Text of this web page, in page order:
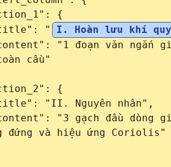
"title": "
I. Hoàn lưu khí
cầu"
đứng và hiệu ứng Coriolis"